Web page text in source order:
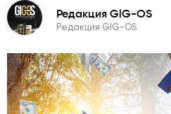
Редакция GlG-OS
Редакция GlG-OS